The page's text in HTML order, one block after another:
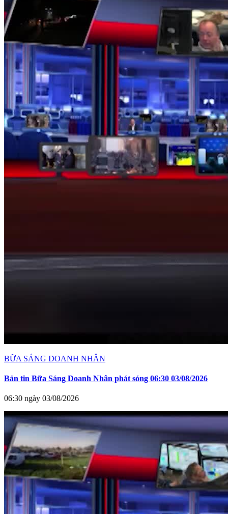
BỮA SÁNG DOANH NHÂN
Bản tin Bữa Sáng Doanh Nhân phát sóng 06:30 03/08/2026
06:30 ngày 03/08/2026